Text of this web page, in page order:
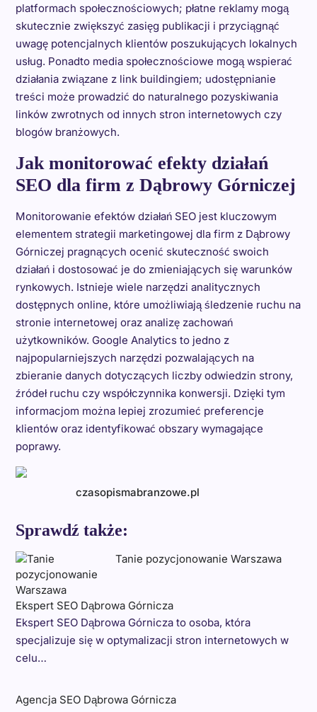
platformach społecznościowych; płatne reklamy mogą
skutecznie zwiększyć zasięg publikacji i przyciągnąć
uwagę potencjalnych klientów poszukujących lokalnych
usług. Ponadto media społecznościowe mogą wspierać
działania związane z link buildingiem; udostępnianie
treści może prowadzić do naturalnego pozyskiwania
linków zwrotnych od innych stron internetowych czy
blogów branżowych.
Jak monitorować efekty działań
SEO dla firm z Dąbrowy Górniczej
Monitorowanie efektów działań SEO jest kluczowym
elementem strategii marketingowej dla firm z Dąbrowy
Górniczej pragnących ocenić skuteczność swoich
działań i dostosować je do zmieniających się warunków
rynkowych. Istnieje wiele narzędzi analitycznych
dostępnych online, które umożliwiają śledzenie ruchu na
stronie internetowej oraz analizę zachowań
użytkowników. Google Analytics to jedno z
najpopularniejszych narzędzi pozwalających na
zbieranie danych dotyczących liczby odwiedzin strony,
źródeł ruchu czy współczynnika konwersji. Dzięki tym
informacjom można lepiej zrozumieć preferencje
klientów oraz identyfikować obszary wymagające
poprawy.
czasopismabranzowe.pl
Sprawdź także:
Tanie pozycjonowanie Warszawa
Ekspert SEO Dąbrowa Górnicza
Ekspert SEO Dąbrowa Górnicza to osoba, która
specjalizuje się w optymalizacji stron internetowych w
celu…
Agencja SEO Dąbrowa Górnicza